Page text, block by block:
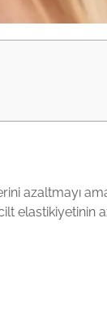
azaltmayı
elastikiyetinin